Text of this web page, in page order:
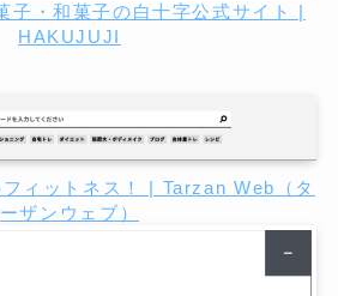
子・和菓子の白十字公式サイト |
HAKUJUJI
ィットネス！ | Tarzan Web（タ
ーザンウェブ）